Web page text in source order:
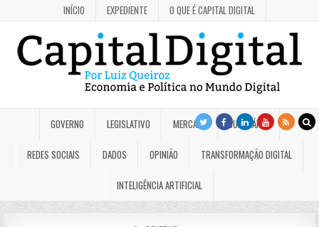
INÍCIO EXPEDIENTE O QUE É CAPITAL DIGITAL
GOVERNO LEGISLATIVO MERCADO JUDICIÁRIO
REDES SOCIAIS DADOS OPINIÃO TRANSFORMAÇÃO DIGITAL
INTELIGÊNCIA ARTIFICIAL